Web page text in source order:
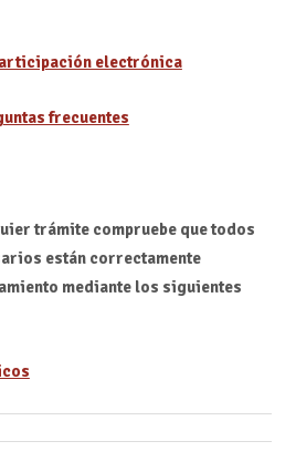
electrónica
frecuentes
trámite compruebe que todos
están correctamente
mediante los siguientes